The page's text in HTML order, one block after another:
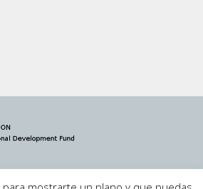
S.L.MVSCADA· Aviso Legal·